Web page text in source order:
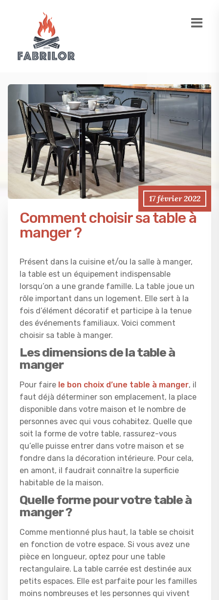
17 février 2022
Comment choisir sa table à
manger ?
Présent dans la cuisine et/ou la salle à manger,
la table est un équipement indispensable
lorsqu’on a une grande famille. La table joue un
rôle important dans un logement. Elle sert à la
fois d’élément décoratif et participe à la tenue
des événements familiaux. Voici comment
choisir sa table à manger.
Les dimensions de la table à
manger
Pour faire le bon choix d’une table à manger, il
faut déjà déterminer son emplacement, la place
disponible dans votre maison et le nombre de
personnes avec qui vous cohabitez. Quelle que
soit la forme de votre table, rassurez-vous
qu’elle puisse entrer dans votre maison et se
fondre dans la décoration intérieure. Pour cela,
en amont, il faudrait connaître la superficie
habitable de la maison.
Quelle forme pour votre table à
manger ?
Comme mentionné plus haut, la table se choisit
en fonction de votre espace. Si vous avez une
pièce en longueur, optez pour une table
rectangulaire. La table carrée est destinée aux
petits espaces. Elle est parfaite pour les familles
moins nombreuses et les personnes qui vivent